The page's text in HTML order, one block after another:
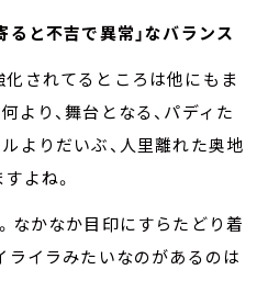
ると不吉で異常」なバランス
されてるところは他にもま
より、舞台となる、パディた
よりだいぶ、人里離れた奥地
よね。
なかなか目印にすらたどり着
ライラみたいなのがあるのは